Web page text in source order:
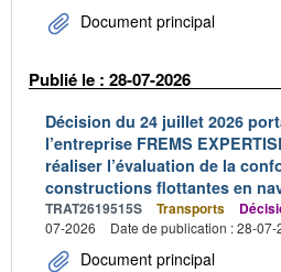
Document principal
Publié le : 28-07-2026
Décision du 24 juillet 2026
l’entreprise FREMS
réaliser l’évaluation de la
constructions flottantes en
TRAT2619515S Transports
07-2026
Date de publication : 28-07-
Document principal